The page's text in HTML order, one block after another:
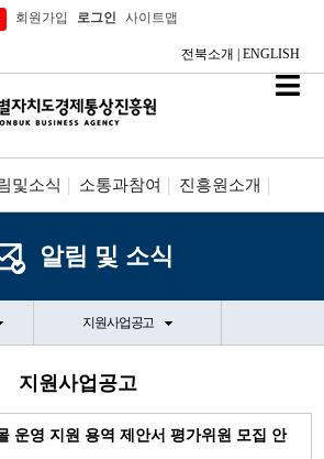
회원가입 로그인 사이트맵
전북소개 ENGLISH
및소식 소통과참여 진흥원소개
알림 및 소식
지원사업공고
지원사업공고
운영 지원 용역 제안서 평가위원 모집 안